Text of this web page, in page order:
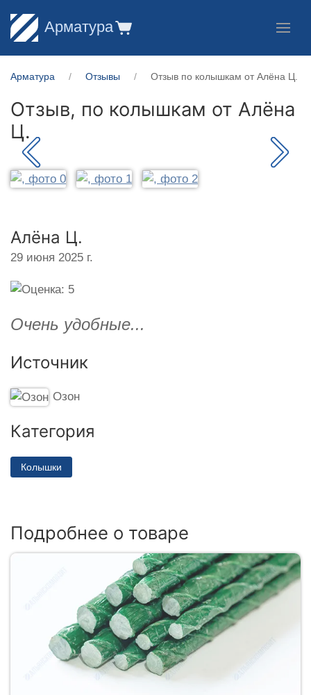
Арматура
Арматура Отзывы Отзыв по колышкам от Алёна Ц.
Отзыв, по колышкам от Алёна
Ц.
Алёна Ц.
29 июня 2025 г.
Очень удобные...
Источник
Озон
Категория
Колышки
Подробнее о товаре